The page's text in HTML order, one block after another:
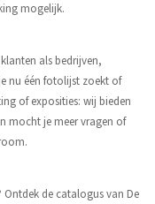
mogelijk.
als bedrijven,
nu één fotolijst zoekt of
of exposities: wij bieden
mocht je meer vragen of
de catalogus van De